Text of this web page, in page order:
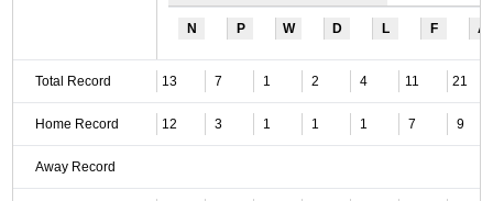
N P W D L F A
Total Record 13 7 1 2 4 11 21
Home Record 12 3 1 1 1 7 9
Away Record